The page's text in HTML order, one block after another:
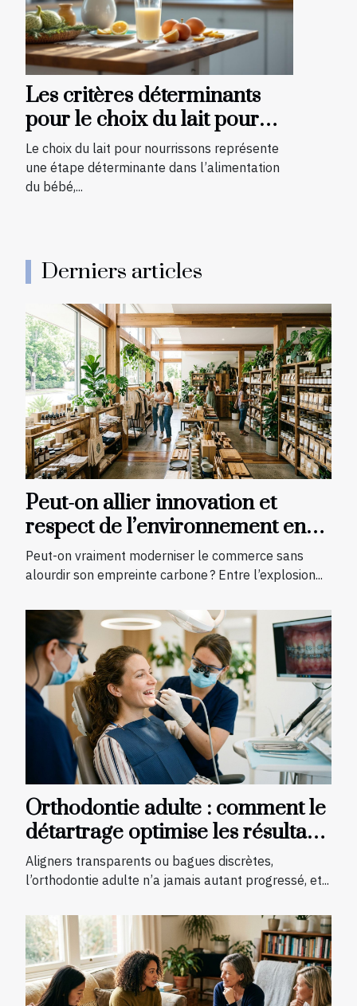
Les critères déterminants
pour le choix du lait pour
nourrissons
Le choix du lait pour nourrissons représente
une étape déterminante dans l’alimentation
du bébé,...
Derniers articles
Peut-on allier innovation et
respect de l’environnement en
boutique ?
Peut-on vraiment moderniser le commerce sans
alourdir son empreinte carbone ? Entre l’explosion...
Orthodontie adulte : comment le
détartrage optimise les résultats
du traitement
Aligners transparents ou bagues discrètes,
l’orthodontie adulte n’a jamais autant progressé, et...